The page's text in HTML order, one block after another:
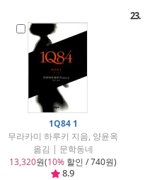
1Q84 1
무라카미 하루키 지음, 양윤옥
옮김 | 문학동네
13,320원(10% 할인 / 740원)
8.9
23.